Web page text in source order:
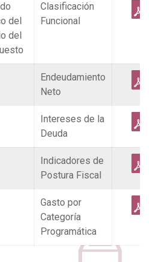
del
del
Clasificación
Funcional
Endeudamiento
Neto
Intereses de la
Deuda
Indicadores de
Postura Fiscal
Gasto por
Categoría
Programática